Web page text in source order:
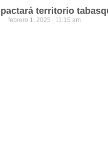
territorio
febrero 1, 2025 11:15 am